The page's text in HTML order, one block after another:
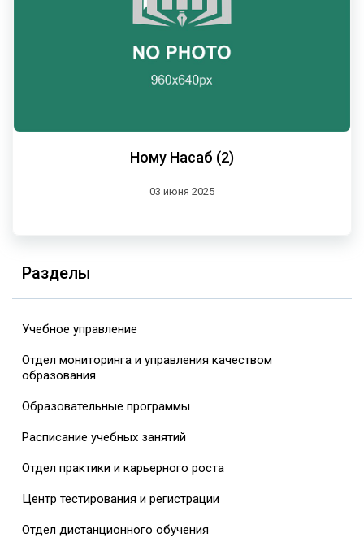
Ному Насаб (2)
03 июня 2025
Разделы
Учебное управление
Отдел мониторинга и управления качеством
образования
Образовательные программы
Расписание учебных занятий
Отдел практики и карьерного роста
Центр тестирования и регистрации
Отдел дистанционного обучения